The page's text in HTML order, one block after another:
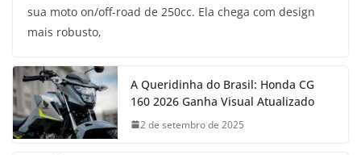
sua moto on/off-road de 250cc. Ela chega com design
mais robusto,
A Queridinha do Brasil: Honda CG
160 2026 Ganha Visual Atualizado
2 de setembro de 2025